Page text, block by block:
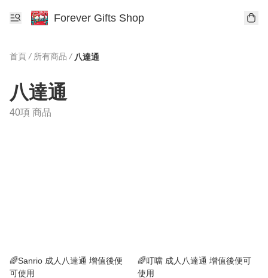
Forever Gifts Shop
首頁 / 所有商品 / 八達通
八達通
40項 商品
🌈Sanrio 成人八達通 增值後便
可使用
🌈叮噹 成人八達通 增值後便可
使用